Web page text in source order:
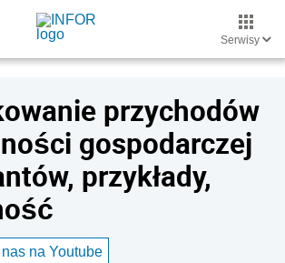
Serwisy
przychodów
gospodarczej
przykłady,
na Youtube